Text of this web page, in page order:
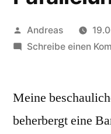
Veröffentlicht
von
Andreas
Schreibe einen
Meine
beherbergt eine